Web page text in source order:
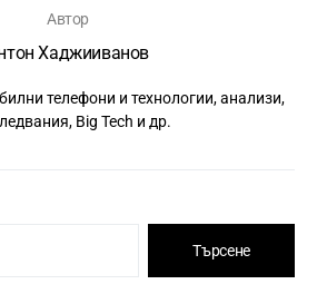
Автор
Хаджииванов
телефони и технологии, анализи,
Big Tech и др.
Търсене